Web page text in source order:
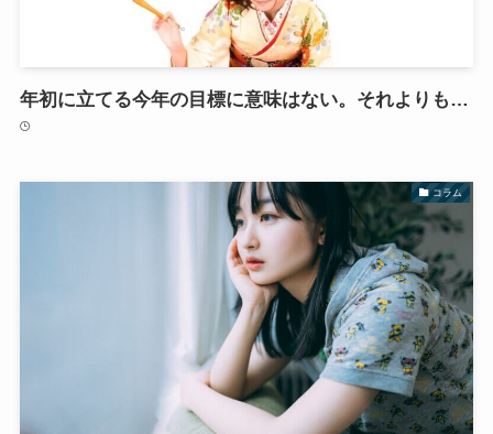
年初に立てる今年の目標に意味はない。それよりも…
コラム